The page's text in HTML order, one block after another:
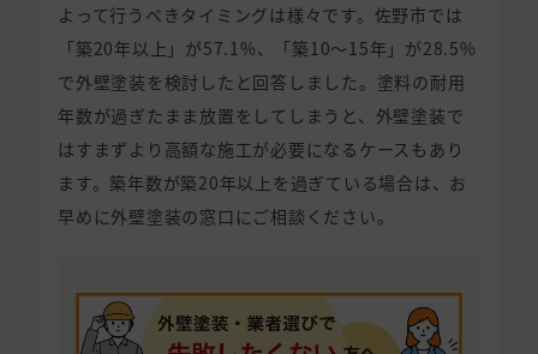
よって行うべきタイミングは様々です。佐野市では
「築20年以上」が57.1%、「築10〜15年」が28.5%
で外壁塗装を検討したと回答しました。塗料の耐用
年数が過ぎたまま放置をしてしまうと、外壁塗装で
はすまずより高額な施工が必要になるケースもあり
ます。築年数が築20年以上を過ぎている場合は、お
早めに外壁塗装の窓口にご相談ください。